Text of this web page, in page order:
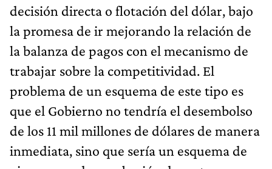
decisión directa o flotación del dólar, bajo
la promesa de ir mejorando la relación de
la balanza de pagos con el mecanismo de
trabajar sobre la competitividad. El
problema de un esquema de este tipo es
que el Gobierno no tendría el desembolso
de los 11 mil millones de dólares de manera
inmediata, sino que sería un esquema de